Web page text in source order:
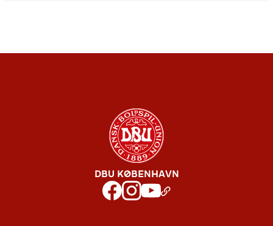
DBU KØBENHAVN